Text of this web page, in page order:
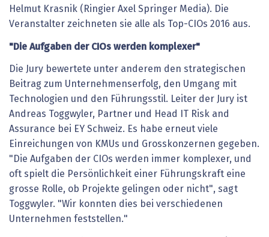
Helmut Krasnik (Ringier Axel Springer Media). Die
Veranstalter zeichneten sie alle als Top-CIOs 2016 aus.
"Die Aufgaben der CIOs werden komplexer"
Die Jury bewertete unter anderem den strategischen
Beitrag zum Unternehmenserfolg, den Umgang mit
Technologien und den Führungsstil. Leiter der Jury ist
Andreas Toggwyler, Partner und Head IT Risk and
Assurance bei EY Schweiz. Es habe erneut viele
Einreichungen von KMUs und Grosskonzernen gegeben.
"Die Aufgaben der CIOs werden immer komplexer, und
oft spielt die Persönlichkeit einer Führungskraft eine
grosse Rolle, ob Projekte gelingen oder nicht", sagt
Toggwyler. "Wir konnten dies bei verschiedenen
Unternehmen feststellen."